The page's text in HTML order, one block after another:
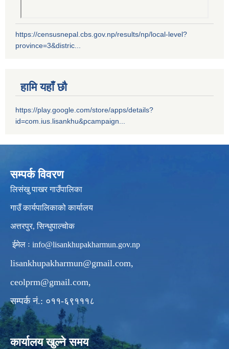
https://censusnepal.cbs.gov.np/results/np/local-level?
province=3&distric...
हामि यहाँ छौ
https://play.google.com/store/apps/details?
id=com.ius.lisankhu&pcampaign...
सम्पर्क विवरण
लिसंखु पाखर गाउँपालिका
गाउँ कार्यपालिकाको कार्यालय
अत्तरपुर, सिन्धुपाल्चोक
ईमेल ः info@lisankhupakharmun.gov.np
lisankhupakharmun@gmail.com,
ceolprm@gmail.com,
सम्पर्क नं.: ०११-६९१११८
कार्यालय खुल्ने समय